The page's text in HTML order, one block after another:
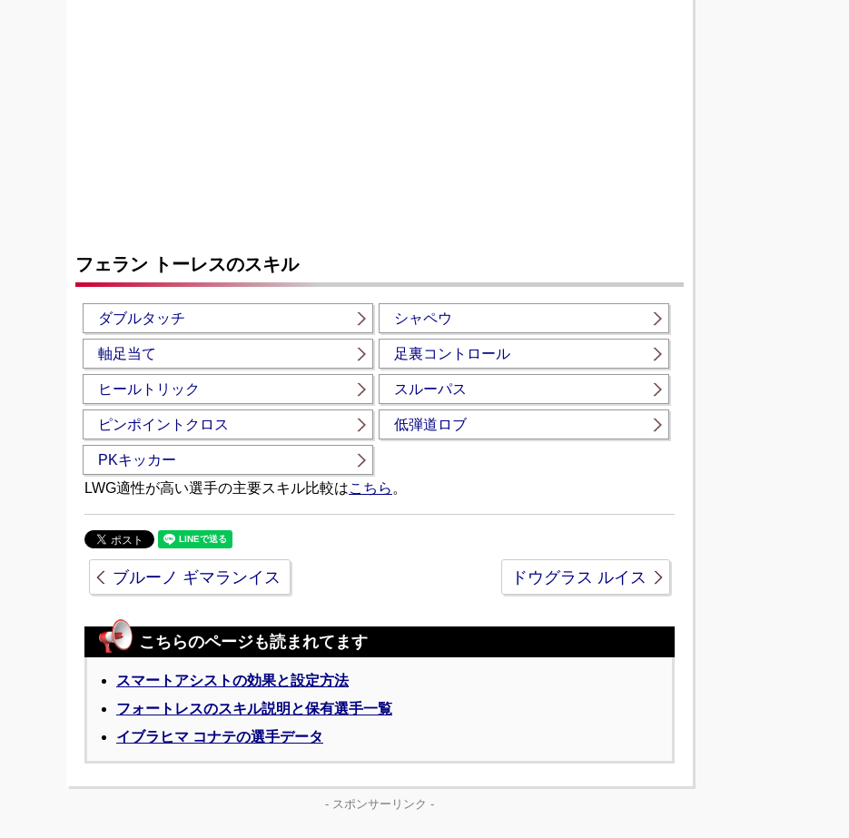
フェラン トーレスのスキル
ダブルタッチ シャペウ
軸足当て 足裏コントロール
ヒールトリック スルーパス
ピンポイントクロス 低弾道ロブ
PKキッカー
LWG適性が高い選手の主要スキル比較はこちら 。
ブルーノ ギマランイス ドウグラス ルイス
こちらのページも読まれてます
スマートアシストの効果と設定方法
フォートレスのスキル説明と保有選手一覧
イブラヒマ コナテの選手データ
- スポンサーリンク -